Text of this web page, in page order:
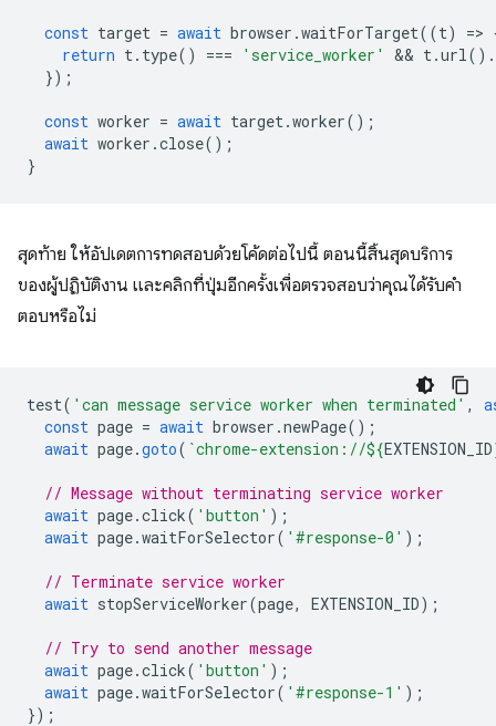
const target = await browser .waitForTarget((t) =>
return t. type() === 'service_worker' && t.url().
});
const worker = await target.worker();
await worker .close();
}
สุดท้าย ให้อัปเดตการทดสอบด้วยโค้ดต่อไปนี้ ตอนนี้สิ้นสุดบริการ
ของผู้ปฏิบัติงาน และคลิกที่ปุ่มอีกครั้งเพื่อตรวจสอบว่าคุณได้รับคำ
ตอบหรือไม่
test( 'can message service worker when terminated' ,
const page = await browser .newPage();
await page.goto( `chrome-extension://${EXTENSION_ID
// Message without terminating service worker
await page.click( 'button' );
await page.waitForSelector( '#response-0' );
// Terminate service worker
await stopServiceWorker(page, EXTENSION_ID);
// Try to send another message
await page.click( 'button' );
await page.waitForSelector( '#response-1' );
});